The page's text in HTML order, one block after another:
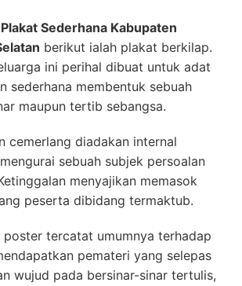
Plakat Sederhana Kabupaten
berikut ialah plakat berkilap.
ini perihal dibuat untuk adat
sederhana membentuk sebuah
maupun tertib sebangsa.
cemerlang diadakan internal
sebuah subjek persoalan
menyajikan memasok
peserta dibidang termaktub.
poster tercatat umumnya terhadap
pemateri yang selepas
wujud pada bersinar-sinar tertulis,